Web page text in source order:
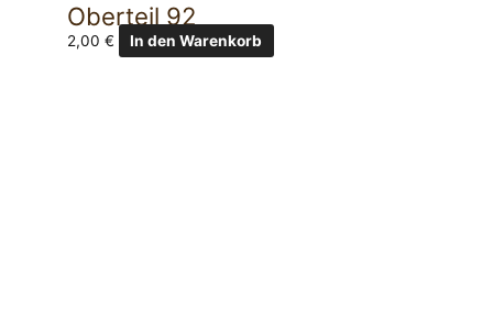
Oberteil 92
2,00€ In den Warenkorb